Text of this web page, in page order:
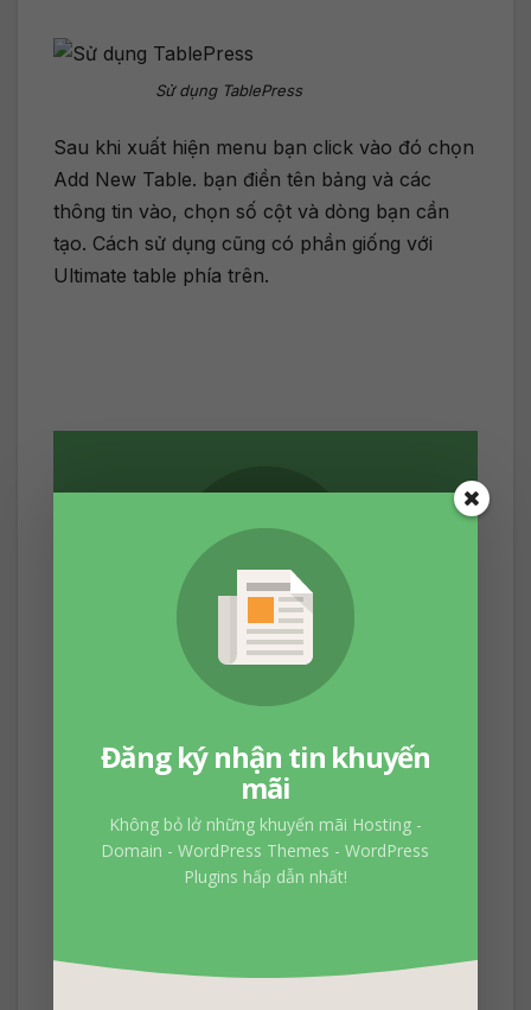
Sử dụng TablePress
Sau khi xuất hiện menu bạn click vào đó chọn
Add New Table. bạn điền tên bảng và các
thông tin vào, chọn số cột và dòng bạn cần
tạo. Cách sử dụng cũng có phần giống với
Ultimate table phía trên.
Đăng ký nhận tin khuyến
Không bỏ lở những khuyến mãi Hosting -
Domain - WordPress Themes - WordPress
Plugins hấp dẫn nhất!
Đăng ký nhận tin khuyến
mãi
Không bỏ lở những khuyến mãi Hosting -
Domain - WordPress Themes - WordPress
Plugins hấp dẫn nhất!